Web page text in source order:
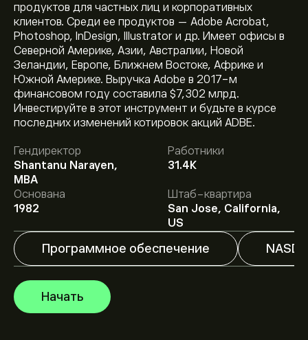
продуктов для частных лиц и корпоративных
клиентов. Среди ее продуктов — Adobe Acrobat,
Photoshop, InDesign, Illustrator и др. Имеет офисы в
Северной Америке, Азии, Австралии, Новой
Зеландии, Европе, Ближнем Востоке, Африке и
Южной Америке. Выручка Adobe в 2017-м
финансовом году составила $7,302 млрд.
Инвестируйте в этот инструмент и будьте в курсе
последних изменений котировок акций ADBE.
Гендиректор
Shantanu Narayen,
MBA
Работники
31.4K
Основана
1982
Штаб-квартира
San Jose, California,
US
Программное обеспечение
Начать
Текущая цена акции ADBE составляет 260.39‎$‎.
Средняя целевая цена акции Adobe Systems Inc
составляет 260.39‎$‎.
чтобы получить подробные прогнозы и целевые
цены от аналитиков.
Аналитики предоставляют прогнозы по акции Adobe
Systems Inc, основываясь на рыночных тенденциях,
финансовых отчетах и предполагаемом росте.
изменений цены.
Рыночная капитализация Adobe Systems Inc — это
103.08B‎$‎